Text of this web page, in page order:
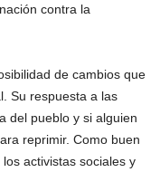
contra la
de cambios que
Su respuesta a las
del pueblo y si alguien
reprimir. Como buen
activistas sociales y